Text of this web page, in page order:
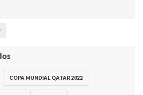
COPA MUNDIAL QATAR 2022